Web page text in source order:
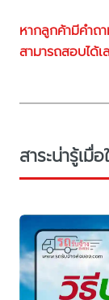
หากลูกค้ามีคำถ
สามารถสอบได้เ
สาระน่ารู้เมื่